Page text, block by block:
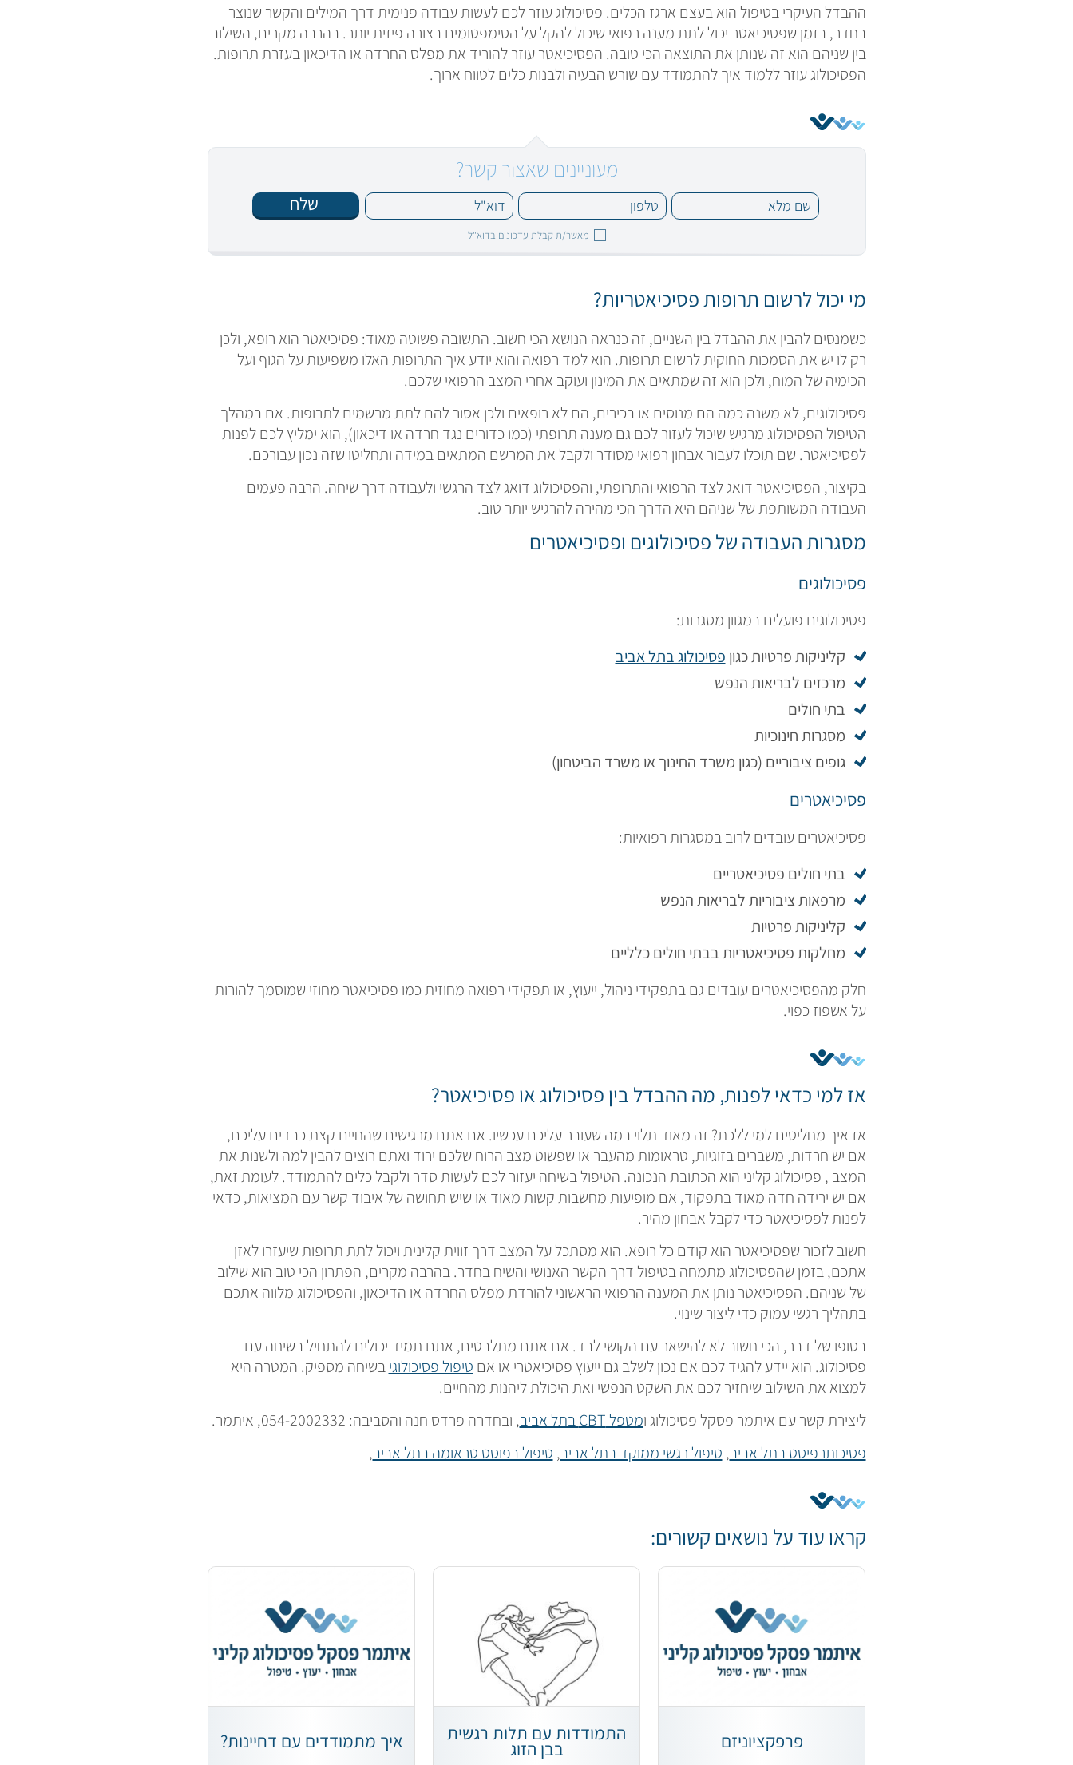
ההבדל העיקרי בטיפול הוא בעצם ארגז הכלים. פסיכולוג עוזר לכם לעשות עבודה פנימית דרך המילים והקשר שנוצר
בחדר, בזמן שפסיכיאטר יכול לתת מענה רפואי שיכול להקל על הסימפטומים בצורה פיזית יותר. בהרבה מקרים, השילוב
בין שניהם הוא זה שנותן את התוצאה הכי טובה. הפסיכיאטר עוזר להוריד את מפלס החרדה או הדיכאון בעזרת תרופות.
הפסיכולוג עוזר ללמוד איך להתמודד עם שורש הבעיה ולבנות כלים לטווח ארוך.
מעוניינים שאצור קשר?
מאשר/ת קבלת עדכונים בדוא"ל
שלח
מי יכול לרשום תרופות פסיכיאטריות?
כשמנסים להבין את ההבדל בין השניים, זה כנראה הנושא הכי חשוב. התשובה פשוטה מאוד: פסיכיאטר הוא רופא, ולכן
רק לו יש את הסמכות החוקית לרשום תרופות. הוא למד רפואה והוא יודע איך התרופות האלו משפיעות על הגוף ועל
הכימיה של המוח, ולכן הוא זה שמתאים את המינון ועוקב אחרי המצב הרפואי שלכם.
פסיכולוגים, לא משנה כמה הם מנוסים או בכירים, הם לא רופאים ולכן אסור להם לתת מרשמים לתרופות. אם במהלך
הטיפול הפסיכולוג מרגיש שיכול לעזור לכם גם מענה תרופתי (כמו כדורים נגד חרדה או דיכאון), הוא ימליץ לכם לפנות
לפסיכיאטר. שם תוכלו לעבור אבחון רפואי מסודר ולקבל את המרשם המתאים במידה ותחליטו שזה נכון עבורכם.
בקיצור, הפסיכיאטר דואג לצד הרפואי והתרופתי, והפסיכולוג דואג לצד הרגשי ולעבודה דרך שיחה. הרבה פעמים
העבודה המשותפת של שניהם היא הדרך הכי מהירה להרגיש יותר טוב.
מסגרות העבודה של פסיכולוגים ופסיכיאטרים
פסיכולוגים
פסיכולוגים פועלים במגוון מסגרות:
קליניקות פרטיות כגון פסיכולוג בתל אביב
מרכזים לבריאות הנפש
בתי חולים
מסגרות חינוכיות
גופים ציבוריים (כגון משרד החינוך או משרד הביטחון)
פסיכיאטרים
פסיכיאטרים עובדים לרוב במסגרות רפואיות:
בתי חולים פסיכיאטריים
מרפאות ציבוריות לבריאות הנפש
קליניקות פרטיות
מחלקות פסיכיאטריות בבתי חולים כלליים
חלק מהפסיכיאטרים עובדים גם בתפקידי ניהול, ייעוץ, או תפקידי רפואה מחוזית כמו פסיכיאטר מחוזי שמוסמך להורות
על אשפוז כפוי.
אז למי כדאי לפנות, מה ההבדל בין פסיכולוג או פסיכיאטר?
אז איך מחליטים למי ללכת? זה מאוד תלוי במה שעובר עליכם עכשיו. אם אתם מרגישים שהחיים קצת כבדים עליכם,
אם יש חרדות, משברים בזוגיות, טראומות מהעבר או שפשוט מצב הרוח שלכם ירוד ואתם רוצים להבין למה ולשנות את
המצב , פסיכולוג קליני הוא הכתובת הנכונה. הטיפול בשיחה יעזור לכם לעשות סדר ולקבל כלים להתמודד. לעומת זאת,
אם יש ירידה חדה מאוד בתפקוד, אם מופיעות מחשבות קשות מאוד או שיש תחושה של איבוד קשר עם המציאות, כדאי
לפנות לפסיכיאטר כדי לקבל אבחון מהיר.
חשוב לזכור שפסיכיאטר הוא קודם כל רופא. הוא מסתכל על המצב דרך זווית קלינית ויכול לתת תרופות שיעזרו לאזן
אתכם, בזמן שהפסיכולוג מתמחה בטיפול דרך הקשר האנושי והשיח בחדר. בהרבה מקרים, הפתרון הכי טוב הוא שילוב
של שניהם. הפסיכיאטר נותן את המענה הרפואי הראשוני להורדת מפלס החרדה או הדיכאון, והפסיכולוג מלווה אתכם
בתהליך רגשי עמוק כדי ליצור שינוי.
בסופו של דבר, הכי חשוב לא להישאר עם הקושי לבד. אם אתם מתלבטים, אתם תמיד יכולים להתחיל בשיחה עם
פסיכולוג. הוא יידע להגיד לכם אם נכון לשלב גם ייעוץ פסיכיאטרי או אם טיפול פסיכולוגיבשיחה מספיק. המטרה היא
למצוא את השילוב שיחזיר לכם את השקט הנפשי ואת היכולת ליהנות מהחיים.
ליצירת קשר עם איתמר פסקל פסיכולוג ומטפל CBT בתל אביב
, ובחדרה פרדס חנה והסביבה: 054-2002332, איתמר.
פסיכותרפיסט בתל אביב, טיפול רגשי ממוקד בתל אביב, טיפול בפוסט טראומה בתל אביב,
קראו עוד על נושאים קשורים:
פרפקציוניזם התמודדות עם תלות רגשית
בבן הזוג איך מתמודדים עם דחיינות?